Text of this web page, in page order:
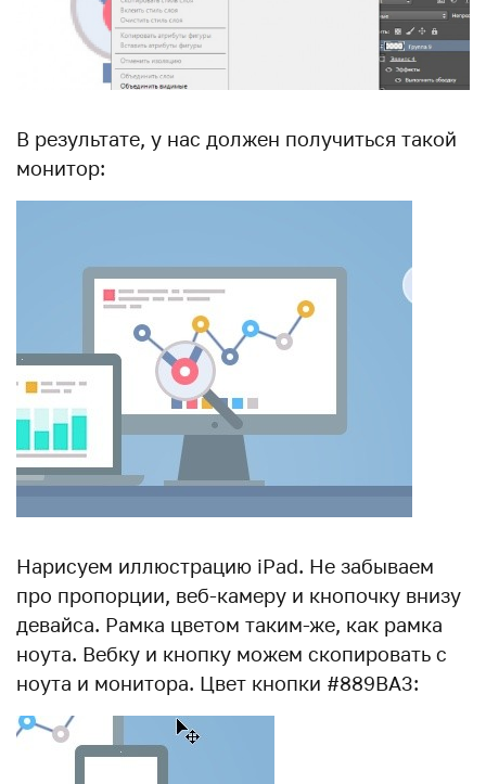
В результате, у нас должен получиться такой
монитор:
Нарисуем иллюстрацию iPad. Не забываем
про пропорции, веб-камеру и кнопочку внизу
девайса. Рамка цветом таким-же, как рамка
ноута. Вебку и кнопку можем скопировать с
ноута и монитора. Цвет кнопки #889BA3: